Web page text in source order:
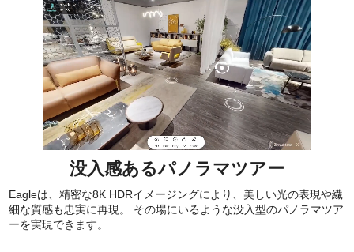
没入感あるパノラマツアー
Eagleは、精密な8K HDRイメージングにより、美しい光の表現や繊
細な質感も忠実に再現。 その場にいるような没入型のパノラマツア
ーを実現できます。